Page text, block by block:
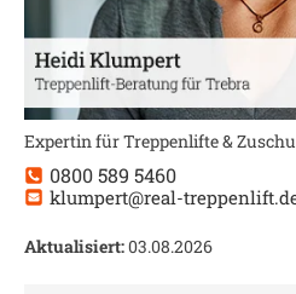
Expertin für Treppenlifte &
0800 589 5460
klumpert@real-
Aktualisiert:03.08.2026